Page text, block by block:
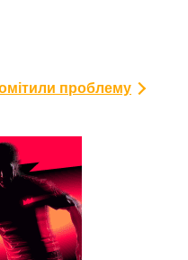
проблему